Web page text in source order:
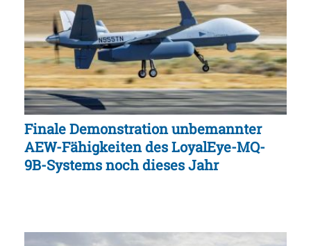
Finale Demonstration unbemannter
AEW-Fähigkeiten des LoyalEye-MQ-
9B-Systems noch dieses Jahr